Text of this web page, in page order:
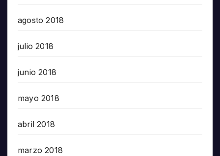
agosto 2018
julio 2018
junio 2018
mayo 2018
abril 2018
marzo 2018